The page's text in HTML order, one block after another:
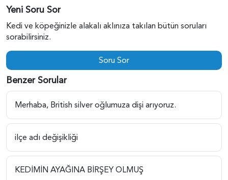
Yeni Soru Sor
Kedi ve köpeğinizle alakalı aklınıza takılan bütün soruları
sorabilirsiniz.
Soru Sor
Benzer Sorular
Merhaba, British silver oğlumuza dişi arıyoruz.
ilçe adı değişikliği
KEDİMİN AYAĞINA BİRŞEY OLMUŞ